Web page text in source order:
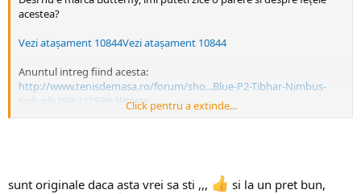
acestea?
Vezi atașament 10844Vezi atașament 10844
Anuntul intreg fiind acesta:
http://www.tenisdemasa.ro/forum/sho...Blue-P2-Tibhar-Nimbus-
Soft-p%26%23259%3BtrateClick pentru a extinde...
sunt originale daca asta vrei sa sti ,,,
si la un pret bun,